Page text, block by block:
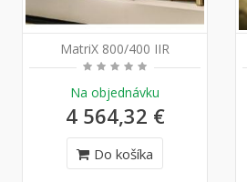
MatriX 800/400 IIR
Na objednávku
4 564,32 €
Do košíka